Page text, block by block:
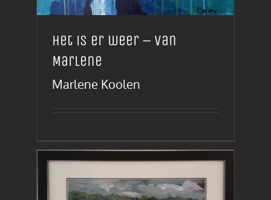
Het is er weer – van
Marlene
Marlene Koolen